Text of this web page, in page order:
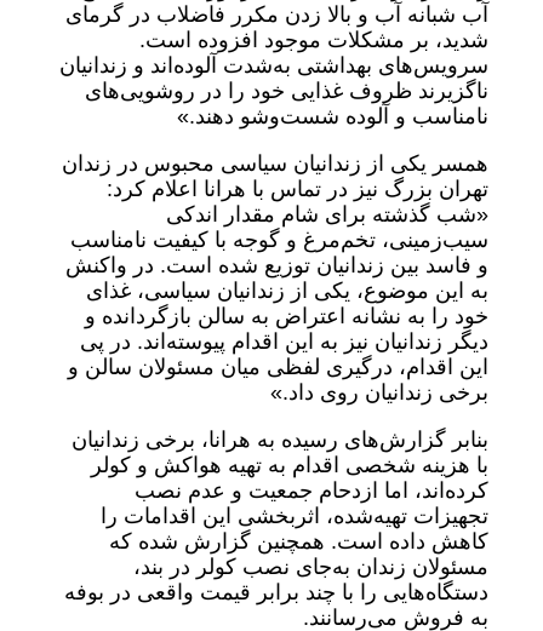
آب شبانه آب و بالا زدن مکرر فاضلاب در گرمای
شدید، بر مشکلات موجود افزوده است.
سرویس‌های بهداشتی به‌شدت آلوده‌اند و زندانیان
ناگزیرند ظروف غذایی خود را در روشویی‌های
نامناسب و آلوده شست‌وشو دهند.»
همسر یکی از زندانیان سیاسی محبوس در زندان
تهران بزرگ نیز در تماس با هرانا اعلام کرد:
«شب گذشته برای شام مقدار اندکی
سیب‌زمینی، تخم‌مرغ و گوجه با کیفیت نامناسب
و فاسد بین زندانیان توزیع شده است. در واکنش
به این موضوع، یکی از زندانیان سیاسی، غذای
خود را به نشانه اعتراض به سالن بازگردانده و
دیگر زندانیان نیز به این اقدام پیوسته‌اند. در پی
این اقدام، درگیری لفظی میان مسئولان سالن و
برخی زندانیان روی داد.»
بنابر گزارش‌های رسیده به هرانا، برخی زندانیان
با هزینه شخصی اقدام به تهیه هواکش و کولر
کرده‌اند، اما ازدحام جمعیت و عدم نصب
تجهیزات تهیه‌شده، اثربخشی این اقدامات را
کاهش داده است. همچنین گزارش شده که
مسئولان زندان به‌جای نصب کولر در بند،
دستگاه‌هایی را با چند برابر قیمت واقعی در بوفه
به فروش می‌رسانند.